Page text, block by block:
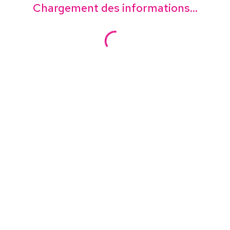
Chargement des informations...